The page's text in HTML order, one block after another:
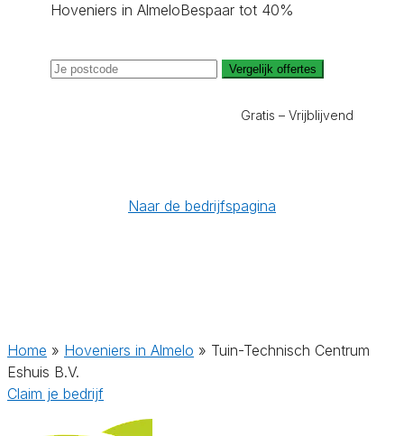
Hoveniers in AlmeloBespaar tot 40%
Vergelijk offertes
Gratis – Vrijblijvend
Naar de bedrijfspagina
Home » Hoveniers in Almelo » Tuin-Technisch Centrum
Eshuis B.V.
Claim je bedrijf